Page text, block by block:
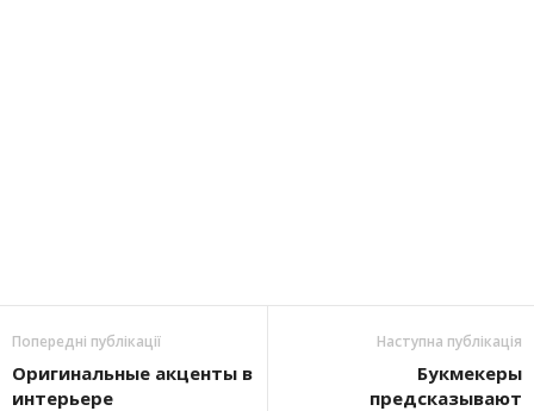
Попередні публікації
Оригинальные акценты в
интерьере
Наступна публікація
Букмекеры
предсказывают